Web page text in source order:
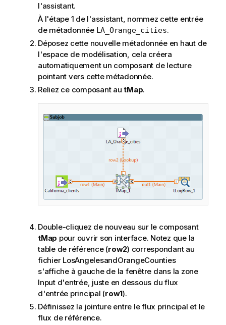
l'assistant.
À l'étape 1 de l'assistant, nommez cette entrée
de métadonnée LA_Orange_cities.
Déposez cette nouvelle métadonnée en haut de
l'espace de modélisation, cela créera
automatiquement un composant de lecture
pointant vers cette métadonnée.
Reliez ce composant autMap.
Double-cliquez de nouveau sur le composant
tMap pour ouvrir son interface. Notez que la
table de référence (row2) correspondant au
fichier LosAngelesandOrangeCounties
s'affiche à gauche de la fenêtre dans la zone
Input d'entrée, juste en dessous du flux
d'entrée principal (row1).
Définissez la jointure entre le flux principal et le
flux de référence.